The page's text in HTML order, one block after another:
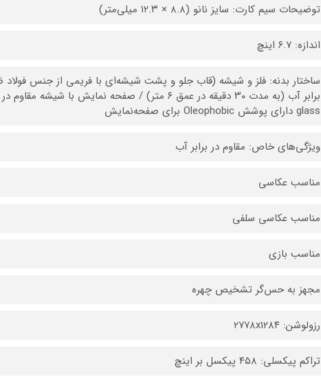
توضیحات سیم کارت: سایز نانو (۸.۸ × ۱۲.۳ میلی‌متر)
اندازه: ۶.۷ اینچ
glass دارای پوشش Oleophobic برای صفحه‌نمایش
ویژگی‌های خاص: مقاوم در برابر آب
مناسب عکاسی
مناسب عکاسی سلفی
مناسب بازی
مجهز به حس‌گر تشخیص چهره
رزولوشن: ۲۷۷۸x۱۲۸۴
تراکم پیکسلی: ۴۵۸ پیکسل بر اینچ